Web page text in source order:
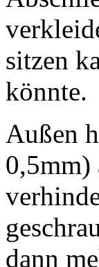
sitzen
könnte.
Außen
0,5mm)
dann